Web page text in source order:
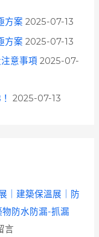
方案 2025-07-13
方案 2025-07-13
意事項 2025-07-
2025-07-13
｜建築保溫展｜防
防水防漏-抓漏
言